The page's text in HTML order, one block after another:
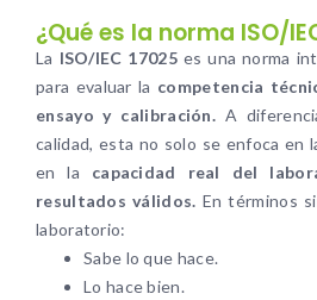
¿Qué es la norma ISO/
La ISO/IEC 17025 es una norma
para evaluar la competencia
ensayo y calibración. A
calidad, esta no solo se enfoca en
en la capacidad real del
resultados válidos. En términos
laboratorio:
Sabe lo que hace.
Lo hace bien.